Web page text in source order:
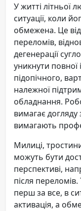
У житті літньої
ситуації, коли
обмежена. Це
переломів,
дегенерації
уникнути повної
підопічного,
належної
обладнання.
вимагає догляду
вимагають
Милиці,
можуть бути
перспективі,
після
перш за все, в
активація, а